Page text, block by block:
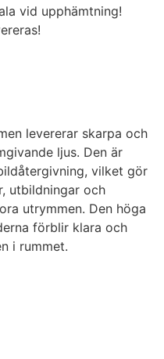
vid upphämtning!
levererar skarpa och
ljus. Den är
vilket gör
utbildningar och
utrymmen. Den höga
förblir klara och
i rummet.